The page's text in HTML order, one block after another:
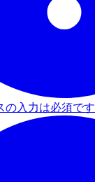
の入力は必須です